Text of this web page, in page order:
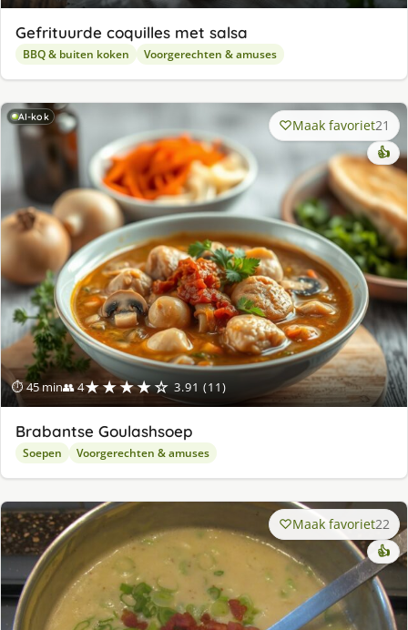
Gefrituurde coquilles met salsa
BBQ & buiten koken Voorgerechten & amuses
AI-kok
⏱ 45 min👥 4★★★★☆ 3.91 (11)
Maak favoriet21
👍
Brabantse Goulashsoep
Soepen Voorgerechten & amuses
Maak favoriet22
👍